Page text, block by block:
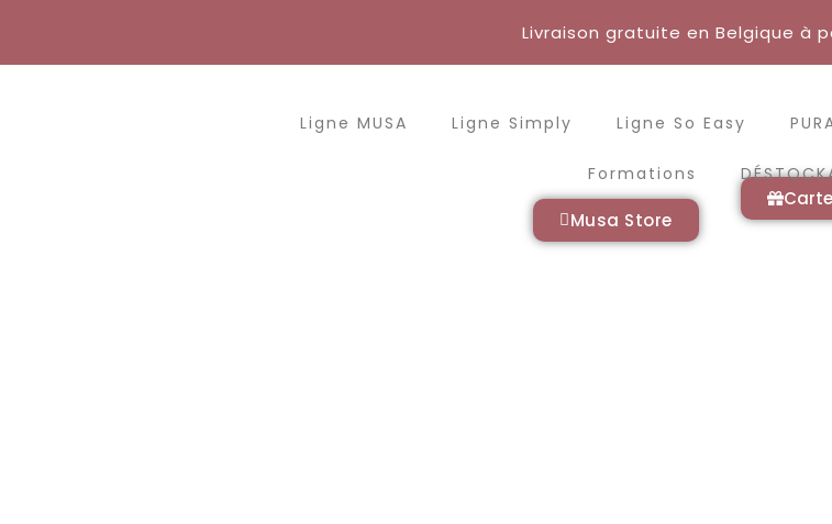
contenu
Livraison gratuite en Belgique à
Ligne MUSA Ligne Simply Ligne So Easy
Formations
Musa Store